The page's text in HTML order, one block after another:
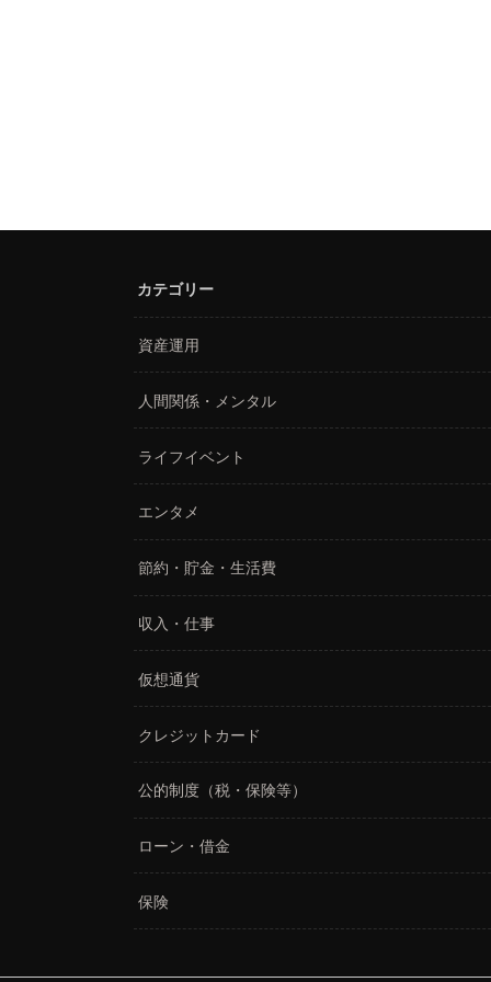
カテゴリー
資産運用
人間関係・メンタル
ライフイベント
エンタメ
節約・貯金・生活費
収入・仕事
仮想通貨
クレジットカード
公的制度（税・保険等）
ローン・借金
保険